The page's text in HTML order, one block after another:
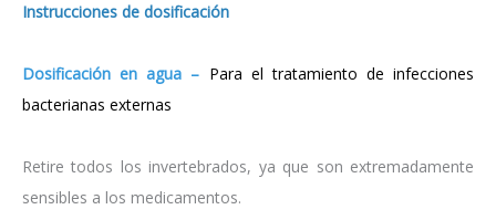
Instrucciones de dosificación
Dosificación en agua – Para el tratamiento de infecciones
bacterianas externas
Retire todos los invertebrados, ya que son extremadamente
sensibles a los medicamentos.